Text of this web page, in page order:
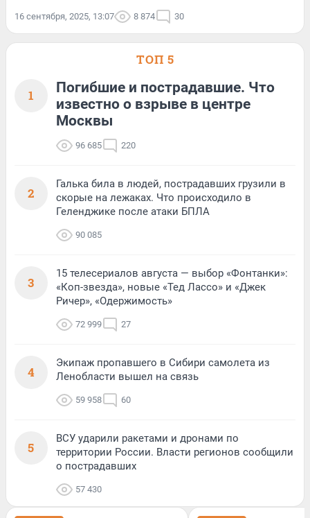
16 сентября, 2025, 13:07 8 874 30
ТОП 5
1
Погибшие и пострадавшие. Что
известно о взрыве в центре
Москвы
96 685 220
2
Галька била в людей, пострадавших грузили в
скорые на лежаках. Что происходило в
Геленджике после атаки БПЛА
90 085
3
15 телесериалов августа — выбор «Фонтанки»:
«Коп-звезда», новые «Тед Лассо» и «Джек
Ричер», «Одержимость»
72 999 27
4
Экипаж пропавшего в Сибири самолета из
Ленобласти вышел на связь
59 958 60
5
ВСУ ударили ракетами и дронами по
территории России. Власти регионов сообщили
о пострадавших
57 430